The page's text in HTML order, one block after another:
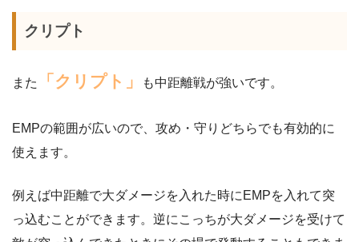
クリプト
また 「クリプト」 も中距離戦が強いです。
EMPの範囲が広いので、攻め・守りどちらでも有効的に
使えます。
例えば中距離で大ダメージを入れた時にEMPを入れて突
っ込むことができます。逆にこっちが大ダメージを受けて